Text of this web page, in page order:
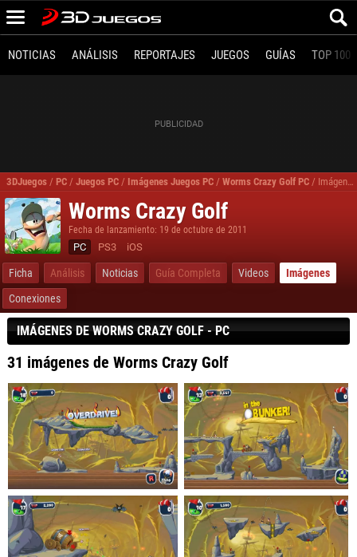
NOTICIAS ANÁLISIS REPORTAJES JUEGOS GUÍAS TOP 100
3DJuegos / PC / Juegos PC / Imágenes Juegos PC / Worms Crazy Golf PC / Imágenes, fotos Worms Crazy Golf para PC
Worms Crazy Golf
Fecha de lanzamiento: 19 de octubre de 2011
PC PS3 iOS
Ficha Análisis Noticias Guía Completa Videos
Imágenes
Conexiones
IMÁGENES DE WORMS CRAZY GOLF - PC
31 imágenes de Worms Crazy Golf